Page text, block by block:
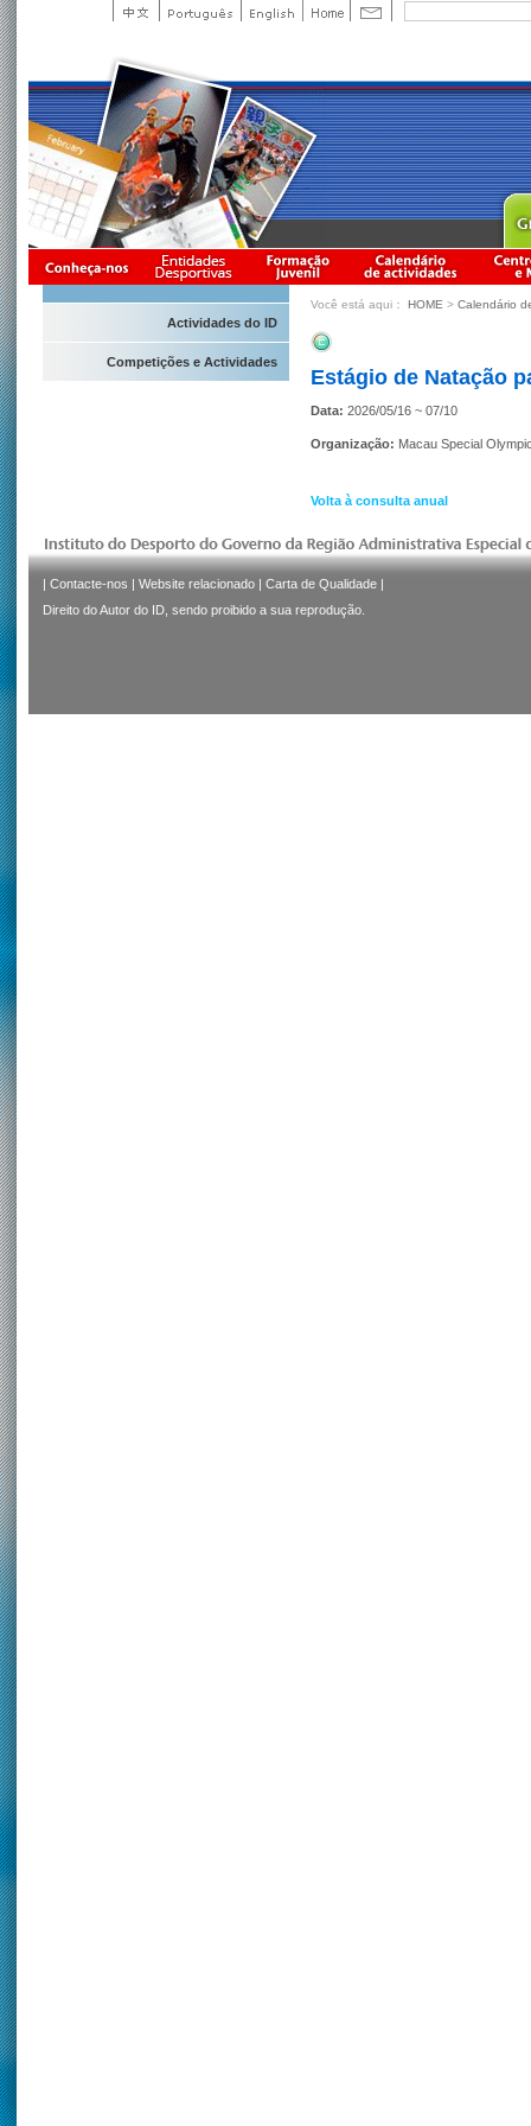
Actividades do ID
Competições e Actividades
Você está aqui： HOME > Calendário
Estágio de Natação
Data: 2026/05/16 ~ 07/10
Organização: Macau Special
Volta à consulta anual
| Contacte-nos | Website relacionado | Carta de Qualidade |
Direito do Autor do ID, sendo proibido a sua reprodução.